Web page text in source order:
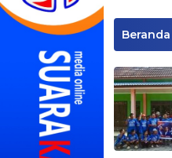
Beranda